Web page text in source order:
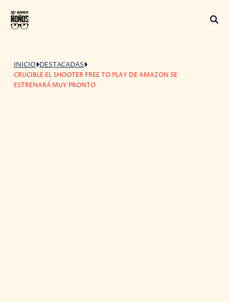
INICIO DESTACADAS
CRUCIBLE EL SHOOTER FREE TO PLAY DE AMAZON SE
ESTRENARÁ MUY PRONTO